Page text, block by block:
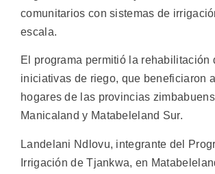
comunitarios con sistemas de
escala.
El programa permitió la rehabilitación
iniciativas de riego, que beneficiaron
hogares de las provincias
Manicaland y Matabeleland Sur.
Landelani Ndlovu, integrante del
Irrigación de Tjankwa, en